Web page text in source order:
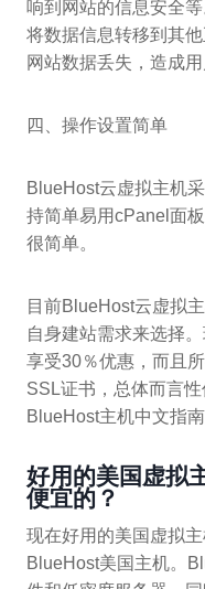
响到网站的信息安全
将数据信息转移到其
网站数据丢失，造成用
四、操作设置简单
BlueHost云虚拟主机
持简单易用cPanel面
很简单。
目前BlueHost云虚拟
自身建站需求来选择
享受30％优惠，而且
SSL证书，总体而言
BlueHost主机中文指南
好用的美国虚拟
便宜的？
现在好用的美国虚拟
BlueHost美国主机。